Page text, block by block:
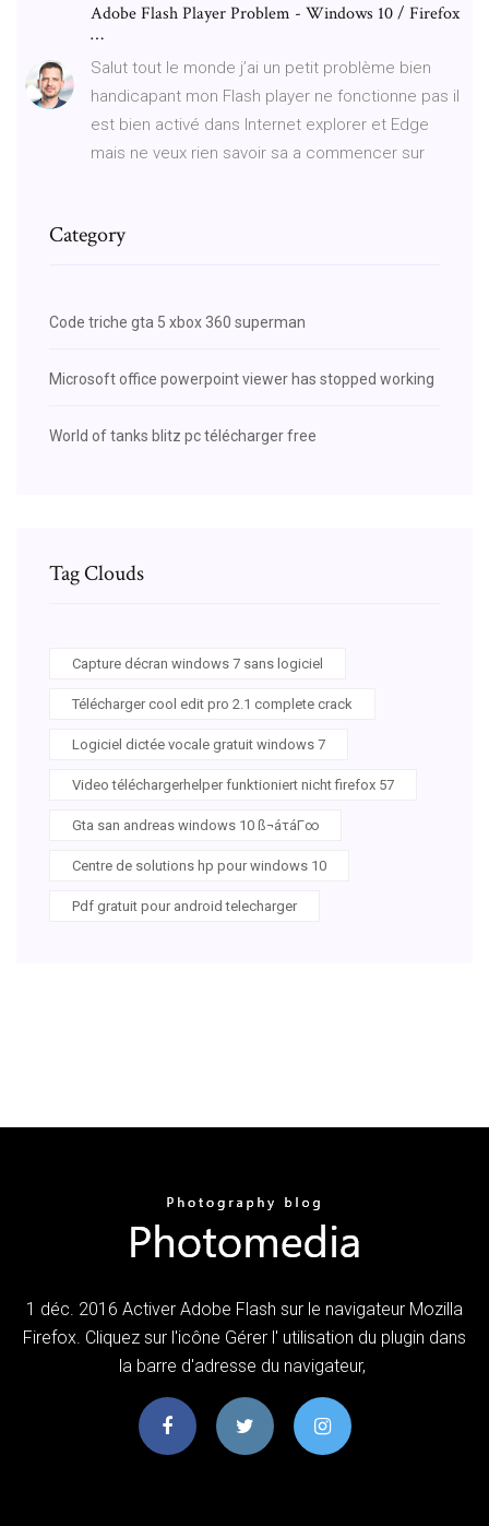
Adobe Flash Player Problem - Windows 10 / Firefox
…
Salut tout le monde j’ai un petit problème bien
handicapant mon Flash player ne fonctionne pas il
est bien activé dans Internet explorer et Edge
mais ne veux rien savoir sa a commencer sur
Category
Code triche gta 5 xbox 360 superman
Microsoft office powerpoint viewer has stopped working
World of tanks blitz pc télécharger free
Tag Clouds
Capture décran windows 7 sans logiciel
Télécharger cool edit pro 2.1 complete crack
Logiciel dictée vocale gratuit windows 7
Video téléchargerhelper funktioniert nicht firefox 57
Gta san andreas windows 10 ß¬áτáΓ∞
Centre de solutions hp pour windows 10
Pdf gratuit pour android telecharger
1 déc. 2016 Activer Adobe Flash sur le navigateur Mozilla
Firefox. Cliquez sur l'icône Gérer l' utilisation du plugin dans
la barre d'adresse du navigateur,